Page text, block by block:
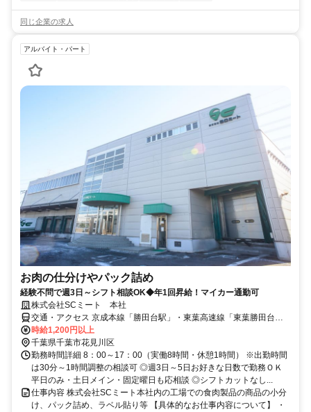
同じ企業の求人
アルバイト・パート
お肉の仕分けやパック詰め
経験不問で週3日～シフト相談OK◆年1回昇給！マイカー通勤可
株式会社SCミート 本社
交通・アクセス 京成本線「勝田台駅」・東葉高速線「東葉勝田台
駅」 より車で約15分/自転車・バイク・車通勤OK（駐車場完備）
時給1,200円以上
千葉県千葉市花見川区
勤務時間詳細 8：00～17：00（実働8時間・休憩1時間） ※出勤時間
は30分～1時間調整の相談可 ◎週3日～5日お好きな日数で勤務ＯＫ
平日のみ・土日メイン・固定曜日も応相談 ◎シフトカットなし...
仕事内容 株式会社SCミート本社内の工場での食肉製品の商品の小分
け、パック詰め、ラベル貼り等 【具体的なお仕事内容について】 ・